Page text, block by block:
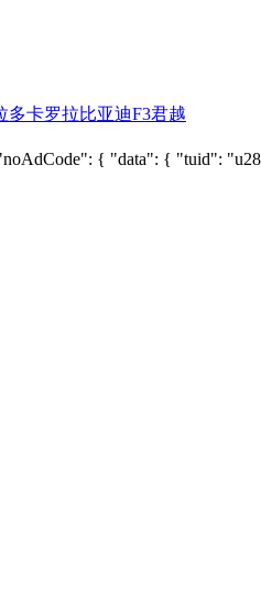
多卡罗拉比亚迪F3君越
{ "data": { "tuid":